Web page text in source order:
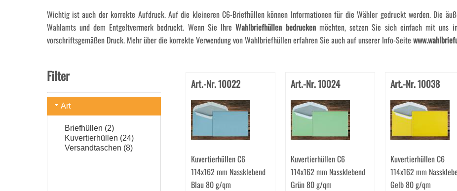
Wichtig ist auch der korrekte Aufdruck. Auf die kleineren C6-Briefhüllen können Informationen für die Wähler gedruckt werden. Die
Wahlamts und dem Entgeltvermerk bedruckt. Wenn Sie IhreWahlbriefhüllen bedruckenmöchten, setzen Sie sich einfach mit uns
vorschriftsgemäßen Druck. Mehr über die korrekte Verwendung von Wahlbriefhüllen erfahren Sie auch auf unserer Info-Seite
Filter
Art
Briefhüllen (2)
Kuvertierhüllen (24)
Versandtaschen (8)
Art.-Nr. 10022
Kuvertierhüllen C6
114x162 mm Nassklebend
Blau 80 g/qm
Art.-Nr. 10024
Kuvertierhüllen C6
114x162 mm Nassklebend
Grün 80 g/qm
Art.-Nr. 10038
Kuvertierhüllen C6
114x162 mm
Gelb 80 g/qm